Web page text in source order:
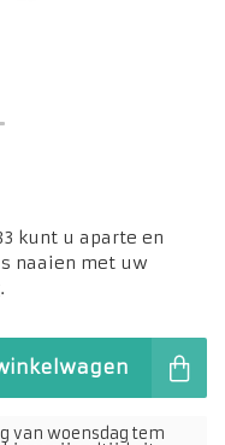
kunt u aparte en
naaien met uw
.
van woensdag tem